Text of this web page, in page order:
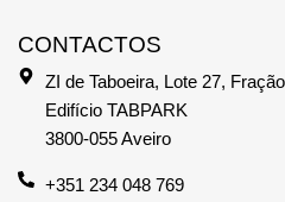
CONTACTOS
ZI de Taboeira, Lote 27,
Edifício TABPARK
3800-055 Aveiro
+351 234 048 769